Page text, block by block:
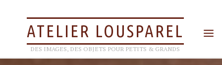
ATELIER LOUSPAREL
DES IMAGES, DES OBJETS POUR PETITS & GRANDS